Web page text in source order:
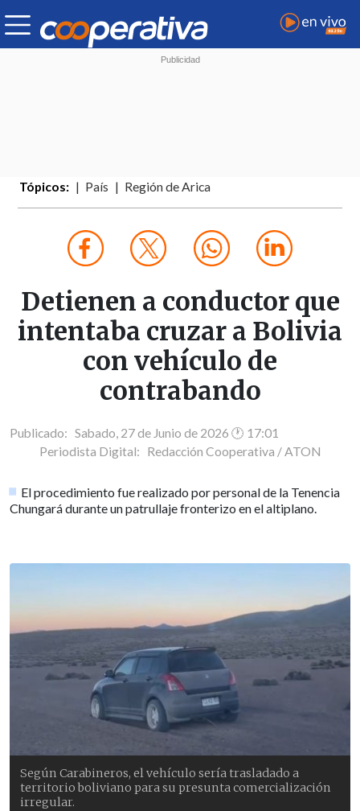
Tópicos: País Región de Arica
Detienen a conductor que
intentaba cruzar a Bolivia
con vehículo de
contrabando
Publicado: Sabado, 27 de Junio de 2026 🕐 17:01
Periodista Digital: Redacción Cooperativa / ATON
El procedimiento fue realizado por personal de la Tenencia
Chungará durante un patrullaje fronterizo en el altiplano.
Según Carabineros, el vehículo sería trasladado a
territorio boliviano para su presunta comercialización
irregular.